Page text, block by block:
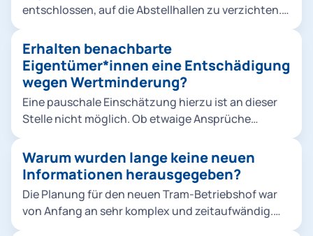
möglich genutzt werden. Die Berücksichtigung der
wichtig.
entschlossen, auf die Abstellhallen zu verzichten.
Druck auf die kommunalen Finanzen erhöht. Daher
wurde rund ein Drittel der vormals veranschlagten
Projektkosten eingespart. Der größte Posten
waren dabei die Abstellhallen. Keine Option wären
allerdings Einsparungen auf Kosten des
Schallschutzes.
Erhalten benachbarte
Eigentümer*innen eine Entschädigung
wegen Wertminderung?
Eine pauschale Einschätzung hierzu ist an dieser
Stelle nicht möglich. Ob etwaige Ansprüche
durch die Regierung von Oberbayern zeigen.
Warum wurden lange keine neuen
Informationen herausgegeben?
Die Planung für den neuen Tram-Betriebshof war
von Anfang an sehr komplex und zeitaufwändig.